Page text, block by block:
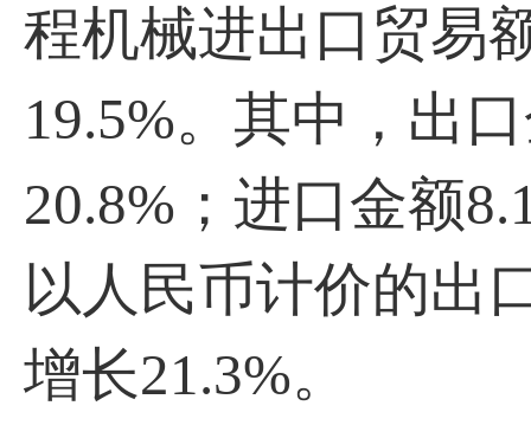
程机械进出口贸易
19.5%。其中，出
20.8%；进口金额
以人民币计价的出
增长21.3%。